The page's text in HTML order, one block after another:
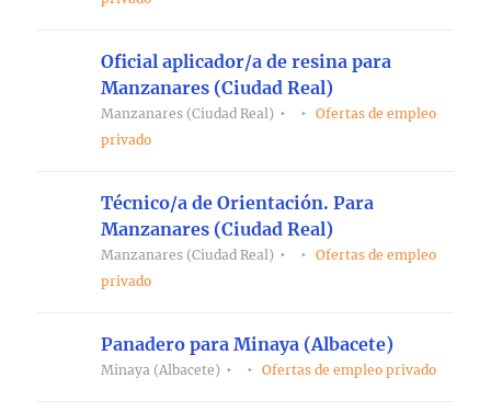
Oficial aplicador/a de resina para
Manzanares (Ciudad Real)
Manzanares (Ciudad Real)
Ofertas de empleo
privado
Técnico/a de Orientación. Para
Manzanares (Ciudad Real)
Manzanares (Ciudad Real)
Ofertas de empleo
privado
Panadero para Minaya (Albacete)
Minaya (Albacete) Ofertas de empleo privado